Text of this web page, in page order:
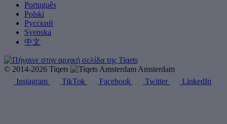
Português
Polski
Русский
Svenska
中文
© 2014-2026 Tiqets
Amsterdam
Instagram
TikTok Facebook Twitter LinkedIn